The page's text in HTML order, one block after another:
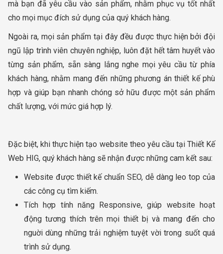
mà bạn đã yêu cầu vào sản phẩm, nhằm phục vụ tốt nhất
cho mọi mục đích sử dụng của quý khách hàng.
Ngoài ra, mọi sản phẩm tại đây đều được thực hiện bởi đội
ngũ lập trình viên chuyên nghiệp, luôn đặt hết tâm huyết vào
từng sản phẩm, sẵn sàng lắng nghe mọi yêu cầu từ phía
khách hàng, nhằm mang đến những phương án thiết kế phù
hợp và giúp bạn nhanh chóng sở hữu được một sản phẩm
chất lượng, với mức giá hợp lý.
Đặc biệt, khi thực hiện tạo website theo yêu cầu tại Thiết Kế
Web HIG, quý khách hàng sẽ nhận được những cam kết sau:
Website được thiết kế chuẩn SEO, dễ dàng leo top của
các công cụ tìm kiếm.
Tích hợp tính năng Responsive, giúp website hoạt
động tương thích trên mọi thiết bị và mang đến cho
nguời dùng những trải nghiệm tuyệt vời trong suốt quá
trình sử dụng.